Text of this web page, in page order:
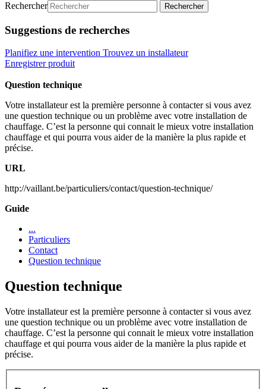
Rechercher
Rechercher
Suggestions de recherches
Planifiez une intervention Trouvez un installateur
Enregistrer produit
Question technique
Votre installateur est la première personne à contacter si vous avez
une question technique ou un problème avec votre installation de
chauffage. C’est la personne qui connait le mieux votre installation
chauffage et qui pourra vous aider de la manière la plus rapide et
précise.
URL
http://vaillant.be/particuliers/contact/question-technique/
Guide
...
Particuliers
Contact
Question technique
Question technique
Votre installateur est la première personne à contacter si vous avez
une question technique ou un problème avec votre installation de
chauffage. C’est la personne qui connait le mieux votre installation
chauffage et qui pourra vous aider de la manière la plus rapide et
précise.